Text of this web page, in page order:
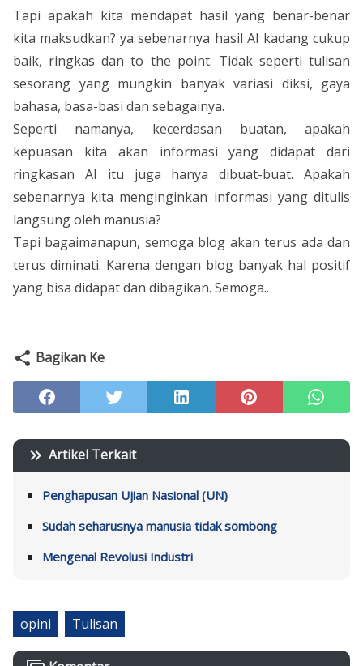
Tapi apakah kita mendapat hasil yang benar-benar
kita maksudkan? ya sebenarnya hasil AI kadang cukup
baik, ringkas dan to the point. Tidak seperti tulisan
sesorang yang mungkin banyak variasi diksi, gaya
bahasa, basa-basi dan sebagainya.
Seperti namanya, kecerdasan buatan, apakah
kepuasan kita akan informasi yang didapat dari
ringkasan AI itu juga hanya dibuat-buat. Apakah
sebenarnya kita menginginkan informasi yang ditulis
langsung oleh manusia?
Tapi bagaimanapun, semoga blog akan terus ada dan
terus diminati. Karena dengan blog banyak hal positif
yang bisa didapat dan dibagikan. Semoga..
Bagikan Ke
Artikel Terkait
Penghapusan Ujian Nasional (UN)
Sudah seharusnya manusia tidak sombong
Mengenal Revolusi Industri
opini Tulisan